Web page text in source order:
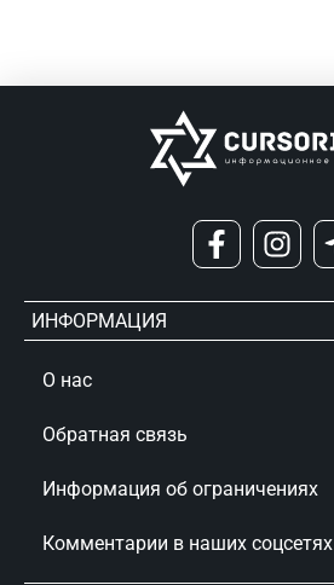
ИНФОРМАЦИЯ
О нас
Обратная связь
Информация об ограничениях
Комментарии в наших соцсетях